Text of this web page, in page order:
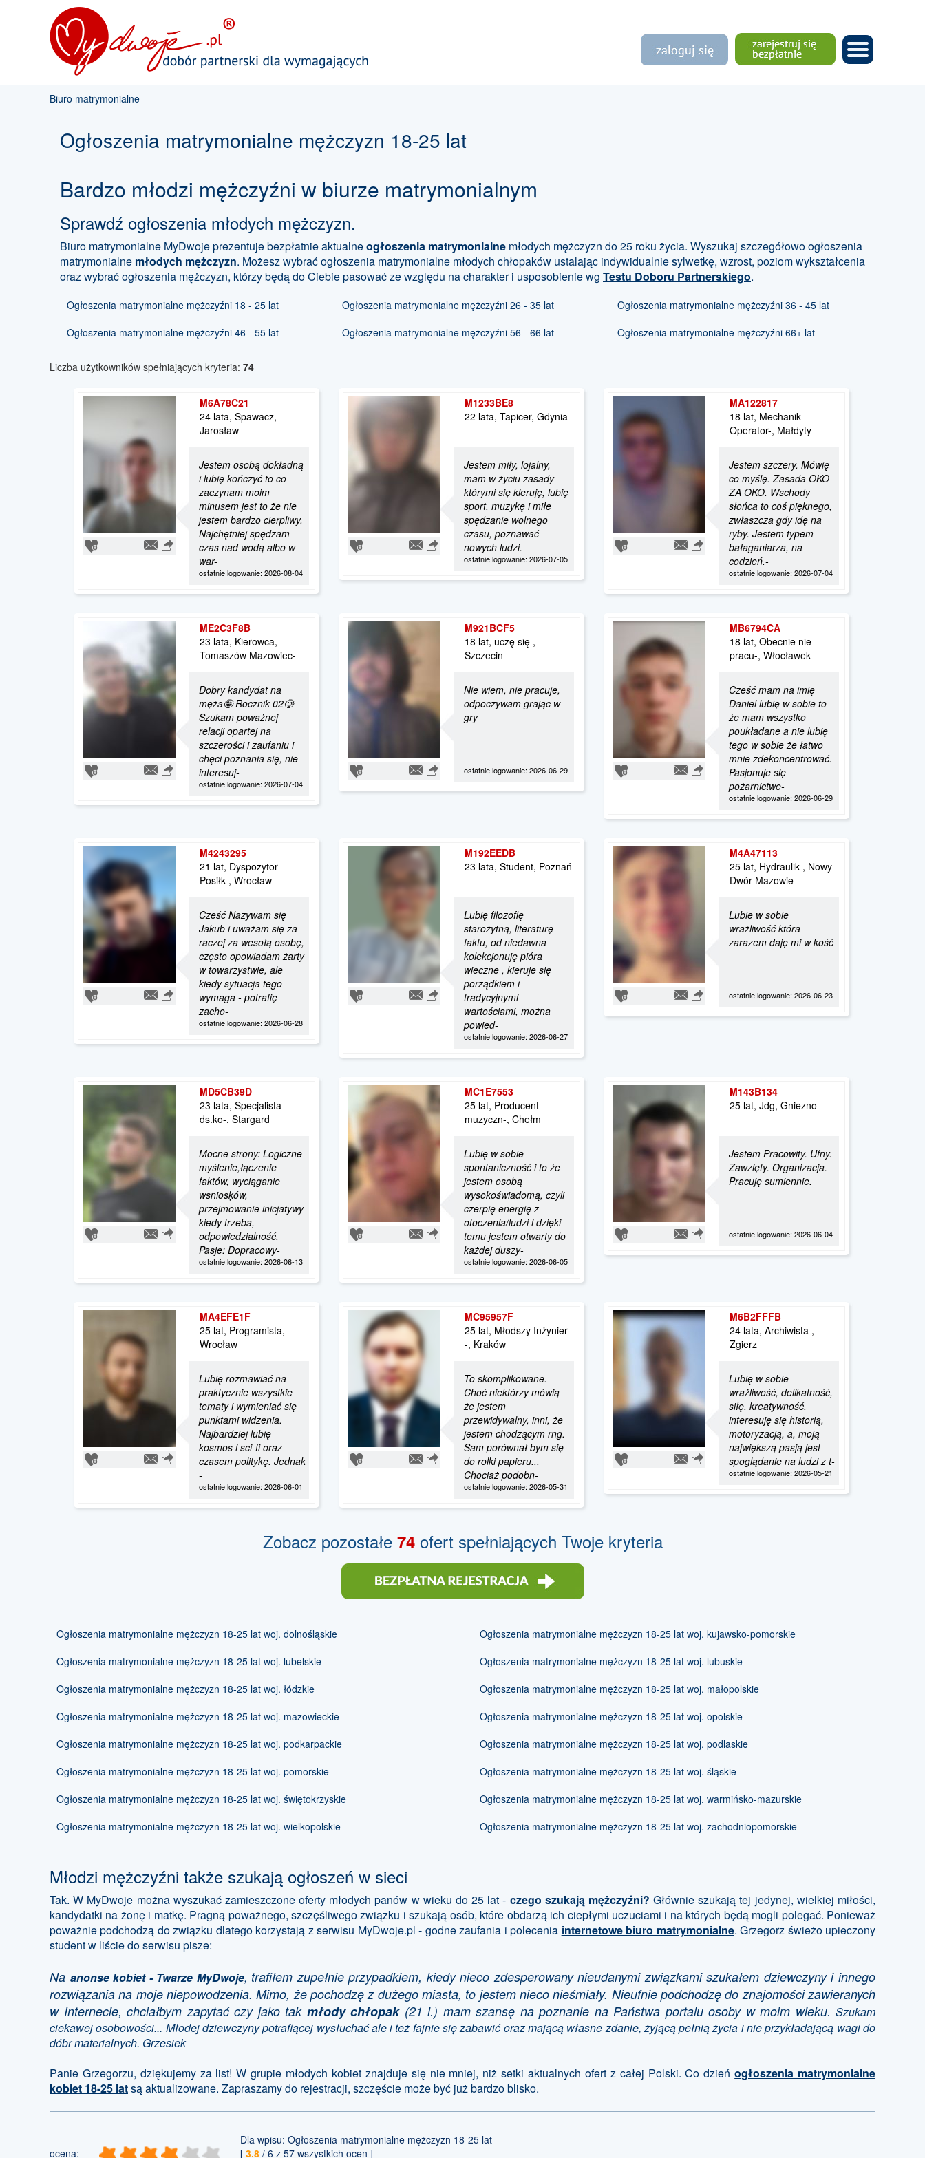
Biuro matrymonialne
Ogłoszenia matrymonialne mężczyzn 18-25 lat
Bardzo młodzi mężczyźni w biurze matrymonialnym
Sprawdź ogłoszenia młodych mężczyzn.
Biuro matrymonialne MyDwoje prezentuje bezpłatnie aktualneogłoszenia matrymonialne młodych mężczyzn do 25 roku życia. Wyszukaj szczegółowo ogłoszenia
matrymonialne młodych mężczyzn. Możesz wybrać ogłoszenia matrymonialne młodych chłopaków ustalając indywidualnie sylwetkę, wzrost, poziom wykształcenia
oraz wybrać ogłoszenia mężczyzn, którzy będą do Ciebie pasować ze względu na charakter i usposobienie wg Testu Doboru Partnerskiego.
Ogłoszenia matrymonialne mężczyźni 18 - 25 lat Ogłoszenia matrymonialne mężczyźni 26 - 35 lat
Ogłoszenia matrymonialne mężczyźni 36 - 45 lat
Ogłoszenia matrymonialne mężczyźni 46 - 55 lat
Ogłoszenia matrymonialne mężczyźni 56 - 66 lat Ogłoszenia matrymonialne mężczyźni 66+ lat
Liczba użytkowników spełniających kryteria: 74
M6A78C21
24 lata, Spawacz,
Jarosław
Jestem osobą dokładną
i lubię kończyć to co
zaczynam moim
minusem jest to że nie
jestem bardzo cierpliwy.
Najchętniej spędzam
czas nad wodą albo w
war-
ostatnie logowanie: 2026-08-04
M1233BE8
22 lata, Tapicer, Gdynia
Jestem miły, lojalny,
mam w życiu zasady
którymi się kieruję, lubię
sport, muzykę i miłe
spędzanie wolnego
czasu, poznawać
nowych ludzi.
ostatnie logowanie: 2026-07-05
MA122817
18 lat, Mechanik
Operator-, Małdyty
Jestem szczery. Mówię
co myślę. Zasada OKO
ZA OKO. Wschody
słońca to coś pięknego,
zwłaszcza gdy idę na
ryby. Jestem typem
bałaganiarza, na
codzień.-
ostatnie logowanie: 2026-07-04
ME2C3F8B
23 lata, Kierowca,
Tomaszów Mazowiec-
Dobry kandydat na
męża🤪 Rocznik 02🥲
Szukam poważnej
relacji opartej na
szczerości i zaufaniu i
chęci poznania się, nie
interesuj-
ostatnie logowanie: 2026-07-04
M921BCF5
18 lat, uczę się ,
Szczecin
Nie wiem, nie pracuje,
odpoczywam grając w
gry
ostatnie logowanie: 2026-06-29
MB6794CA
18 lat, Obecnie nie
pracu-, Włocławek
Cześć mam na imię
Daniel lubię w sobie to
że mam wszystko
poukładane a nie lubię
tego w sobie że łatwo
mnie zdekoncentrować.
Pasjonuje się
pożarnictwe-
ostatnie logowanie: 2026-06-29
M4243295
21 lat, Dyspozytor
Posiłk-, Wrocław
Cześć Nazywam się
Jakub i uważam się za
raczej za wesołą osobę,
często opowiadam żarty
w towarzystwie, ale
kiedy sytuacja tego
wymaga - potrafię
zacho-
ostatnie logowanie: 2026-06-28
M192EEDB
23 lata, Student, Poznań
Lubię filozofię
starożytną, literaturę
faktu, od niedawna
kolekcjonuję pióra
wieczne , kieruje się
porządkiem i
tradycyjnymi
wartościami, można
powied-
ostatnie logowanie: 2026-06-27
M4A47113
25 lat, Hydraulik , Nowy
Dwór Mazowie-
Lubie w sobie
wrażliwość która
zarazem daję mi w kość
ostatnie logowanie: 2026-06-23
MD5CB39D
23 lata, Specjalista
ds.ko-, Stargard
Mocne strony: Logiczne
myślenie,łączenie
faktów, wyciąganie
wsniosķów,
przejmowanie inicjatywy
kiedy trzeba,
odpowiedzialność,
Pasje: Dopracowy-
ostatnie logowanie: 2026-06-13
MC1E7553
25 lat, Producent
muzyczn-, Chełm
Lubię w sobie
spontaniczność i to że
jestem osobą
wysokoświadomą, czyli
czerpię energię z
otoczenia/ludzi i dzięki
temu jestem otwarty do
każdej duszy-
ostatnie logowanie: 2026-06-05
M143B134
25 lat, Jdg, Gniezno
Jestem Pracowity. Ufny.
Zawzięty. Organizacja.
Pracuję sumiennie.
ostatnie logowanie: 2026-06-04
MA4EFE1F
25 lat, Programista,
Wrocław
Lubię rozmawiać na
praktycznie wszystkie
tematy i wymieniać się
punktami widzenia.
Najbardziej lubię
kosmos i sci-fi oraz
czasem politykę. Jednak
-
ostatnie logowanie: 2026-06-01
MC95957F
25 lat, Młodszy Inżynier
-, Kraków
To skomplikowane.
Choć niektórzy mówią
że jestem
przewidywalny, inni, że
jestem chodzącym rng.
Sam porównał bym się
do rolki papieru...
Chociaż podobn-
ostatnie logowanie: 2026-05-31
M6B2FFFB
24 lata, Archiwista ,
Zgierz
Lubię w sobie
wrażliwość, delikatność,
siłę, kreatywność,
interesuję się historią,
motoryzacją, a, moją
największą pasją jest
spoglądanie na ludzi z t-
ostatnie logowanie: 2026-05-21
Zobacz pozostałe 74ofert spełniających Twoje kryteria
Ogłoszenia matrymonialne mężczyzn 18-25 lat woj. dolnośląskie
Ogłoszenia matrymonialne mężczyzn 18-25 lat woj. kujawsko-pomorskie
Ogłoszenia matrymonialne mężczyzn 18-25 lat woj. lubelskie
Ogłoszenia matrymonialne mężczyzn 18-25 lat woj. lubuskie
Ogłoszenia matrymonialne mężczyzn 18-25 lat woj. łódzkie
Ogłoszenia matrymonialne mężczyzn 18-25 lat woj. małopolskie
Ogłoszenia matrymonialne mężczyzn 18-25 lat woj. mazowieckie
Ogłoszenia matrymonialne mężczyzn 18-25 lat woj. opolskie
Ogłoszenia matrymonialne mężczyzn 18-25 lat woj. podkarpackie
Ogłoszenia matrymonialne mężczyzn 18-25 lat woj. podlaskie
Ogłoszenia matrymonialne mężczyzn 18-25 lat woj. pomorskie
Ogłoszenia matrymonialne mężczyzn 18-25 lat woj. śląskie
Ogłoszenia matrymonialne mężczyzn 18-25 lat woj. świętokrzyskie
Ogłoszenia matrymonialne mężczyzn 18-25 lat woj. warmińsko-mazurskie
Ogłoszenia matrymonialne mężczyzn 18-25 lat woj. wielkopolskie
Ogłoszenia matrymonialne mężczyzn 18-25 lat woj. zachodniopomorskie
Młodzi mężczyźni także szukają ogłoszeń w sieci
Tak. W MyDwoje można wyszukać zamieszczone oferty młodych panów w wieku do 25 lat - czego szukają mężczyźni? Głównie szukają tej jedynej, wielkiej miłości,
kandydatki na żonę i matkę. Pragną poważnego, szczęśliwego związku i szukają osób, które obdarzą ich ciepłymi uczuciami i na których będą mogli polegać. Ponieważ
poważnie podchodzą do związku dlatego korzystają z serwisu MyDwoje.pl - godne zaufania i polecenia internetowe biuro matrymonialne. Grzegorz świeżo upieczony
student w liście do serwisu pisze:
Na anonse kobiet - Twarze MyDwoje, trafiłem zupełnie przypadkiem, kiedy nieco zdesperowany nieudanymi związkami szukałem dziewczyny i innego
rozwiązania na moje niepowodzenia. Mimo, że pochodzę z dużego miasta, to jestem nieco nieśmiały. Nieufnie podchodzę do znajomości zawieranych
w Internecie, chciałbym zapytać czy jako tak młody chłopak(21 l.) mam szansę na poznanie na Państwa portalu osoby w moim wieku. Szukam
ciekawej osobowości... Młodej dziewczyny potrafiącej wysłuchać ale i też fajnie się zabawić oraz mającą własne zdanie, żyjącą pełnią życia i nie przykładającą wagi do
dóbr materialnych. Grzesiek
Panie Grzegorzu, dziękujemy za list! W grupie młodych kobiet znajduje się nie mniej, niż setki aktualnych ofert z całej Polski. Co dzieńogłoszenia matrymonialne
kobiet 18-25 latsą aktualizowane. Zapraszamy do rejestracji, szczęście może być już bardzo blisko.
ocena:
Dla wpisu: Ogłoszenia matrymonialne mężczyzn 18-25 lat
[ 3.8 / 6 z 57 wszystkich ocen ]